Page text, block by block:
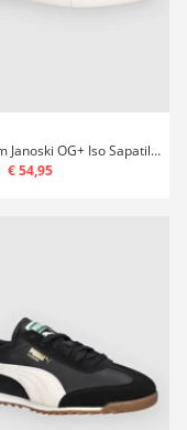
Sb Zoom Janoski OG+ Iso Sapatilhas de Skate
€ 54,95